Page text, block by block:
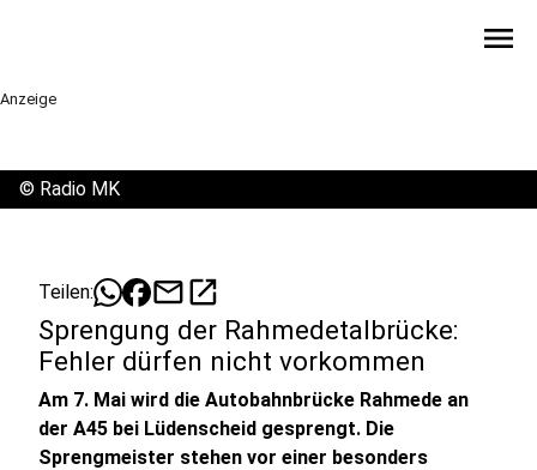
menu
Anzeige
© Radio MK
Teilen: mailopen_in_new
Sprengung der Rahmedetalbrücke:
Fehler dürfen nicht vorkommen
Am 7. Mai wird die Autobahnbrücke Rahmede an
der A45 bei Lüdenscheid gesprengt. Die
Sprengmeister stehen vor einer besonders